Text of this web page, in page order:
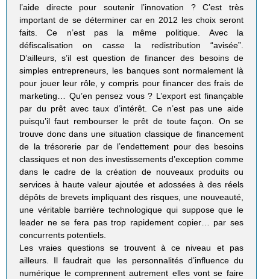
l’aide directe pour soutenir l’innovation ? C’est très
important de se déterminer car en 2012 les choix seront
faits. Ce n’est pas la même politique. Avec la
défiscalisation on casse la redistribution “avisée”.
D’ailleurs, s’il est question de financer des besoins de
simples entrepreneurs, les banques sont normalement là
pour jouer leur rôle, y compris pour financer des frais de
marketing… Qu’en pensez vous ? L’export est finançable
par du prêt avec taux d’intérêt. Ce n’est pas une aide
puisqu’il faut rembourser le prêt de toute façon. On se
trouve donc dans une situation classique de financement
de la trésorerie par de l’endettement pour des besoins
classiques et non des investissements d’exception comme
dans le cadre de la création de nouveaux produits ou
services à haute valeur ajoutée et adossées à des réels
dépôts de brevets impliquant des risques, une nouveauté,
une véritable barrière technologique qui suppose que le
leader ne se fera pas trop rapidement copier… par ses
concurrents potentiels.
Les vraies questions se trouvent à ce niveau et pas
ailleurs. Il faudrait que les personnalités d’influence du
numérique le comprennent autrement elles vont se faire